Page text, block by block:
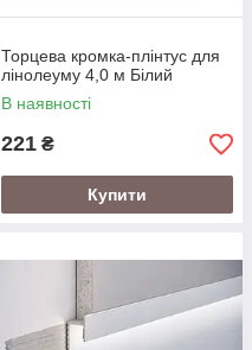
Торцева кромка-плінтус для
лінолеуму 4,0 м Білий
В наявності
221 ₴
Купити